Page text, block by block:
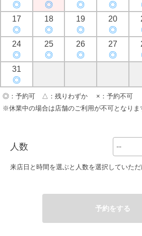
◎
◎
◎
◎
17
◎
18
◎
19
◎
20
◎
24
◎
25
◎
26
◎
27
◎
31
◎
◎：予約可 △：残りわずか ×：予約不可
※休業中の場合は店舗のご利用が不可となりま
人数
来店日と時間を選ぶと人数を選択していただ
予約をする